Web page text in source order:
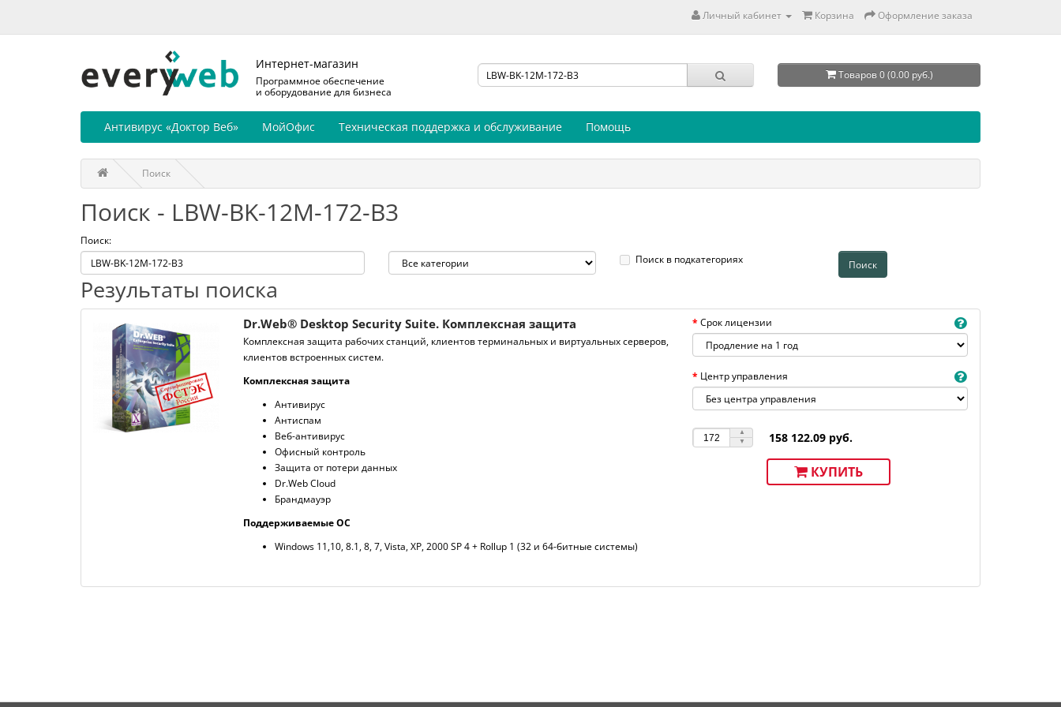
Личный кабинет Корзина Оформление заказа
Интернет-магазин
Программное обеспечение
и оборудование для бизнеса
Товаров 0 (0.00 руб.)
Антивирус «Доктор Веб» МойОфис Техническая поддержка и обслуживание Помощь
Поиск
Поиск - LBW-BK-12M-172-B3
Поиск:
Поиск в подкатегориях
Результаты поиска
Dr.Web® Desktop Security Suite. Комплексная защита
Комплексная защита рабочих станций, клиентов терминальных и виртуальных серверов,
клиентов встроенных систем.
Комплексная защита
Антивирус
Антиспам
Веб-антивирус
Офисный контроль
Защита от потери данных
Dr.Web Cloud
Брандмауэр
Поддерживаемые ОС
Windows 11,10, 8.1, 8, 7, Vista, XP, 2000 SP 4 + Rollup 1 (32 и 64-битные системы)
Срок лицензии
Центр управления
158 122.09 руб.
КУПИТЬ